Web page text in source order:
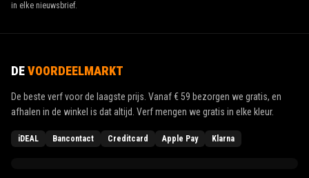
in elke nieuwsbrief.
DEVOORDEELMARKT
De beste verf voor de laagste prijs. Vanaf€ 59 bezorgen we gratis, en
afhalen in de winkel is dat altijd. Verf mengen we gratis in elke kleur.
iDEAL Bancontact Creditcard Apple Pay Klarna